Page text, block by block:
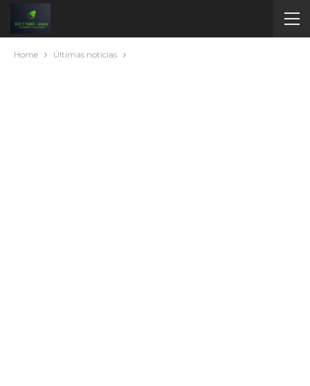
Home Últimas noticias